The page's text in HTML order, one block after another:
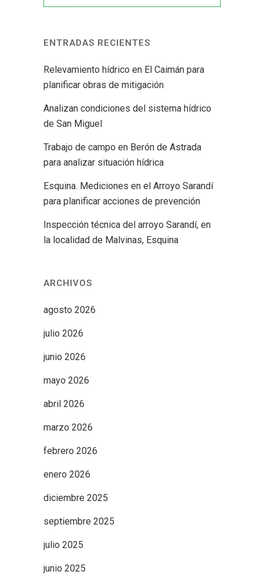
ENTRADAS RECIENTES
Relevamiento hídrico en El Caimán para
planificar obras de mitigación
Analizan condiciones del sistema hídrico
de San Miguel
Trabajo de campo en Berón de Astrada
para analizar situación hídrica
Esquina. Mediciones en el Arroyo Sarandí
para planificar acciones de prevención
Inspección técnica del arroyo Sarandí, en
la localidad de Malvinas, Esquina
ARCHIVOS
agosto 2026
julio 2026
junio 2026
mayo 2026
abril 2026
marzo 2026
febrero 2026
enero 2026
diciembre 2025
septiembre 2025
julio 2025
junio 2025